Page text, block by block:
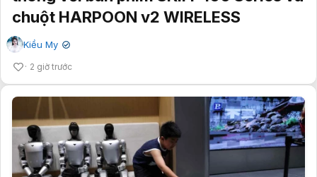
chuột HARPOON v2 WIRELESS
Kiều My ✔
2 giờ trước